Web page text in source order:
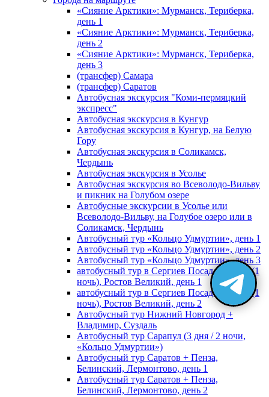
«Сияние Арктики»: Мурманск, Териберка,
день 1
«Сияние Арктики»: Мурманск, Териберка,
день 2
«Сияние Арктики»: Мурманск, Териберка,
день 3
(трансфер) Самара
(трансфер) Саратов
Автобусная экскурсия "Коми-пермяцкий
экспресс"
Автобусная экскурсия в Кунгур
Автобусная экскурсия в Кунгур, на Белую
Гору
Автобусная экскурсия в Соликамск,
Чердынь
Автобусная экскурсия в Усолье
Автобусная экскурсия во Всеволодо-Вильву
и пикник на Голубом озере
Автобусные экскурсии в Усолье или
Всеволодо-Вильву, на Голубое озеро или в
Соликамск, Чердынь
Автобусный тур «Кольцо Удмуртии», день 1
Автобусный тур «Кольцо Удмуртии», день 2
Автобусный тур «Кольцо Удмуртии», день 3
автобусный тур в Сергиев Посад, Москву (1
ночь), Ростов Великий, день 1
автобусный тур в Сергиев Посад, Москву (1
ночь), Ростов Великий, день 2
Автобусный тур Нижний Новгород +
Владимир, Суздаль
Автобусный тур Сарапул (3 дня / 2 ночи,
«Кольцо Удмуртии»)
Автобусный тур Саратов + Пенза,
Белинский, Лермонтово, день 1
Автобусный тур Саратов + Пенза,
Белинский, Лермонтово, день 2